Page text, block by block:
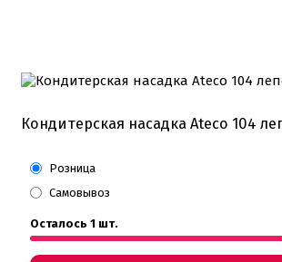
Кондитерская насадка Ateco 104
Розница
Самовывоз
Осталось 1 шт.